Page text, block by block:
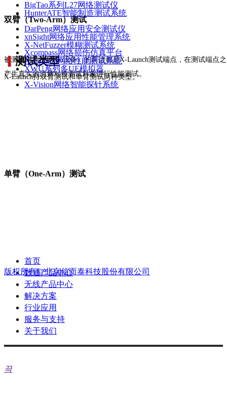
双臂（Two-Arm）测试
被测试对象（网络\设备）的两边都是X-Launch测试端点，在测试端点
产生真实的流量对被测试对象进行性能测试。
▎测试类型
X-Launch持双臂测试和单臂测试两种类型。
单臂（One-Arm）测试
BigTao系列L27网络测试仪
DarPeng网络应用安全测试仪
Xcompass网络损伤仿真平台
HunterATE智能制造测试系统
xnSight网络应用性能管理系统
X-Launch网络性能测试系统
X-Vision网络智能探针系统
X-NetFuzzer模糊测试系统
XWU系列多UE模拟器
售后服务热线：400-081-9262
首页
数通产品中心
无线产品中心
解决方案
行业应用
服务与支持
关于我们
版权所有© 北京信而泰科技股份有限公司
끅